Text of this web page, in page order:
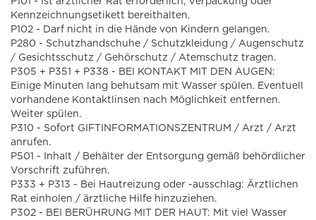
Kennzeichnungsetikett bereithalten.
P102 - Darf nicht in die Hände von Kindern gelangen.
P280 - Schutzhandschuhe / Schutzkleidung / Augenschutz
/ Gesichtsschutz / Gehörschutz / Atemschutz tragen.
P305 + P351 + P338 - BEI KONTAKT MIT DEN AUGEN:
Einige Minuten lang behutsam mit Wasser spülen. Eventuell
vorhandene Kontaktlinsen nach Möglichkeit entfernen.
Weiter spülen.
P310 - Sofort GIFTINFORMATIONSZENTRUM / Arzt / Arzt
anrufen.
P501 - Inhalt / Behälter der Entsorgung gemäß behördlicher
Vorschrift zuführen.
P333 + P313 - Bei Hautreizung oder -ausschlag: Ärztlichen
Rat einholen / ärztliche Hilfe hinzuziehen.
P302 - BEI BERÜHRUNG MIT DER HAUT: Mit viel Wasser